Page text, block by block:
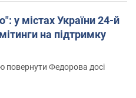
у містах України 24-й
на підтримку
повернути Федорова досі